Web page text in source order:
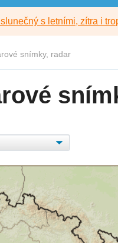
s letními, zítra i
snímky, radar